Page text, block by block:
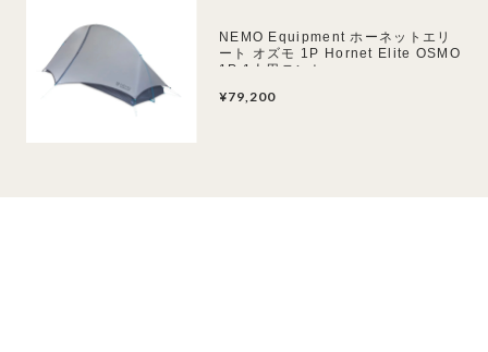
NEMO Equipment ホーネットエリ
ート オズモ 1P Hornet Elite OSMO
1P 1人用テント
¥79,200